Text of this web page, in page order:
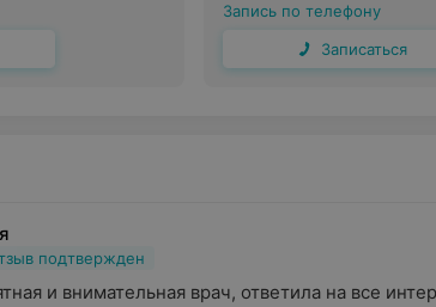
губ.
Запись по телефону
Записаться
подтвержден
и внимательная врач, ответила на все